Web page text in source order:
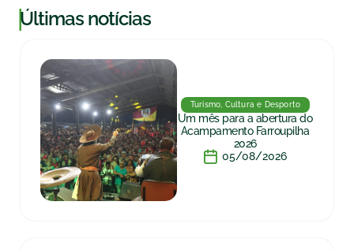
|Últimas notícias
Turismo, Cultura e Desporto
Um mês para a abertura do
Acampamento Farroupilha
2026
05/08/2026